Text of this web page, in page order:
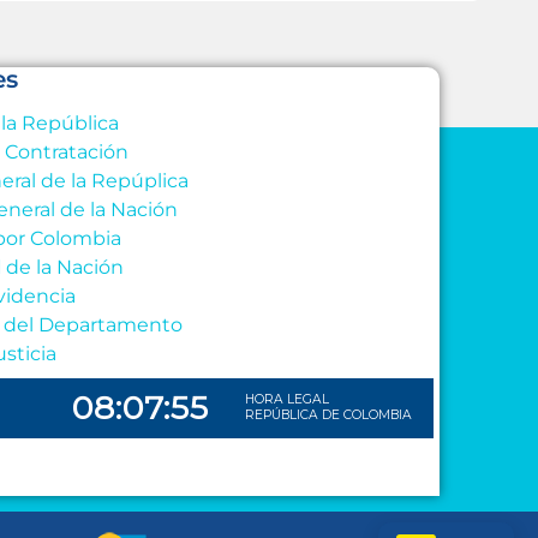
República
de la Repúplica
de la Nación
Colombia
de la Nación
del Departamento